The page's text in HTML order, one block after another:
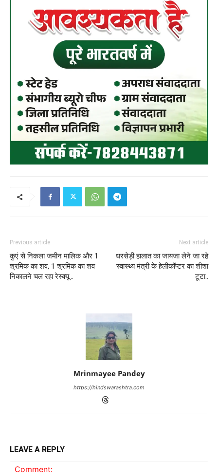
Previous article
कुएं से निकला जमीन मालिक और 1
श्रमिक का शव, 1 श्रमिक का शव
निकालने चल रहा रेस्क्यू…
Next article
धरसेड़ी हालात का जायजा लेने जा रहे
स्वास्थ्य मंत्री के हेलीकॉप्टर का शीशा
टूटा..
Mrinmayee Pandey
https://hindswarashtra.com
LEAVE A REPLY